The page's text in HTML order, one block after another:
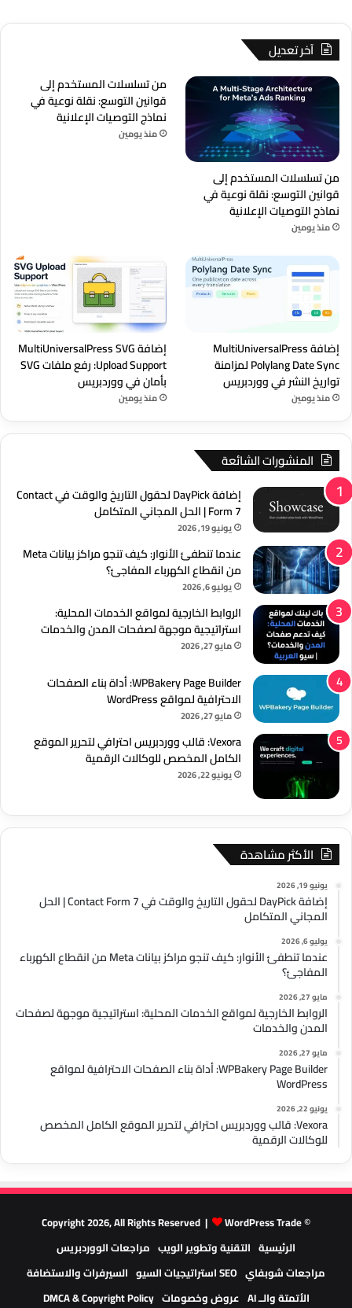
آخر تعديل
من تسلسلات المستخدم إلى
قوانين التوسع: نقلة نوعية في
نماذج التوصيات الإعلانية
منذ يومين
من تسلسلات المستخدم إلى
قوانين التوسع: نقلة نوعية في
نماذج التوصيات الإعلانية
منذ يومين
إضافة MultiUniversalPress
Polylang Date Sync لمزامنة
تواريخ النشر في ووردبريس
منذ يومين
إضافة MultiUniversalPress SVG
Upload Support: رفع ملفات SVG
بأمان في ووردبريس
منذ يومين
المنشورات الشائعة
إضافة DayPick لحقول التاريخ والوقت في Contact
Form 7 | الحل المجاني المتكامل
يونيو 19, 2026
عندما تنطفئ الأنوار: كيف تنجو مراكز بيانات Meta
من انقطاع الكهرباء المفاجئ؟
يوليو 6, 2026
الروابط الخارجية لمواقع الخدمات المحلية:
استراتيجية موجهة لصفحات المدن والخدمات
مايو 27, 2026
WPBakery Page Builder: أداة بناء الصفحات
الاحترافية لمواقع WordPress
مايو 27, 2026
Vexora: قالب ووردبريس احترافي لتحرير الموقع
الكامل المخصص للوكالات الرقمية
يونيو 22, 2026
الأكثر مشاهدة
يونيو 19, 2026
إضافة DayPick لحقول التاريخ والوقت في Contact Form 7 | الحل
المجاني المتكامل
يوليو 6, 2026
عندما تنطفئ الأنوار: كيف تنجو مراكز بيانات Meta من انقطاع الكهرباء
المفاجئ؟
مايو 27, 2026
الروابط الخارجية لمواقع الخدمات المحلية: استراتيجية موجهة لصفحات
المدن والخدمات
مايو 27, 2026
WPBakery Page Builder: أداة بناء الصفحات الاحترافية لمواقع
WordPress
يونيو 22, 2026
Vexora: قالب ووردبريس احترافي لتحرير الموقع الكامل المخصص
للوكالات الرقمية
© Copyright 2026, All Rights Reserved |
WordPress Trade
الرئيسية التقنية وتطوير الويب مراجعات الووردبريس
مراجعات شوبفاي SEO استراتيجيات السيو
السيرفرات والاستضافة
الأتمتة والــ AI
عروض وخصومات DMCA & Copyright Policy